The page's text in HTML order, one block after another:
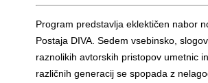
Program predstavlja eklektičen nabor
Postaja DIVA. Sedem vsebinsko,
raznolikih avtorskih pristopov umetnic
različnih generacij se spopada z